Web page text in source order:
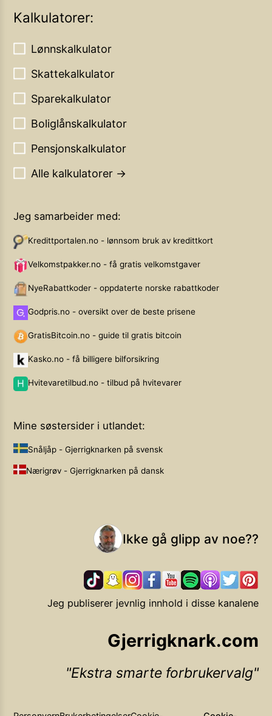
Kalkulatorer:
Lønnskalkulator
Skattekalkulator
Sparekalkulator
Boliglånskalkulator
Pensjonskalkulator
Alle kalkulatorer →
Jeg samarbeider med:
Kredittportalen.no - lønnsom bruk av kredittkort
Velkomstpakker.no - få gratis velkomstgaver
NyeRabattkoder - oppdaterte norske rabattkoder
Godpris.no - oversikt over de beste prisene
GratisBitcoin.no - guide til gratis bitcoin
Kasko.no - få billigere bilforsikring
Hvitevaretilbud.no - tilbud på hvitevarer
Mine søstersider i utlandet:
Snåljåp - Gjerrigknarken på svensk
Nærigrøv - Gjerrigknarken på dansk
Ikke gå glipp av noe??
Jeg publiserer jevnlig innhold i disse kanalene
Gjerrigknark.com
Ekstra smarte forbrukervalg